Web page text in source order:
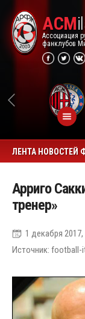
ACM
Ассоциация
фанклубов
ЛЕНТА НОВОСТЕЙ
Арриго
тренер»
1 декабря 2017,
Источник: football-